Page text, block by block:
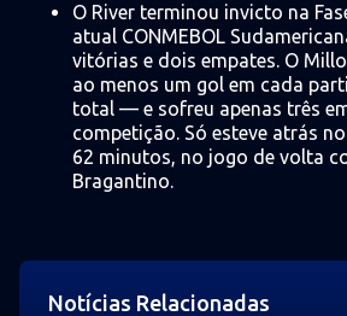
O River terminou invicto na
atual CONMEBOL
vitórias e dois empates. O
ao menos um gol em cada
total — e sofreu apenas três
competição. Só esteve atrás
62 minutos, no jogo de volta
Bragantino.
Notícias Relacionadas